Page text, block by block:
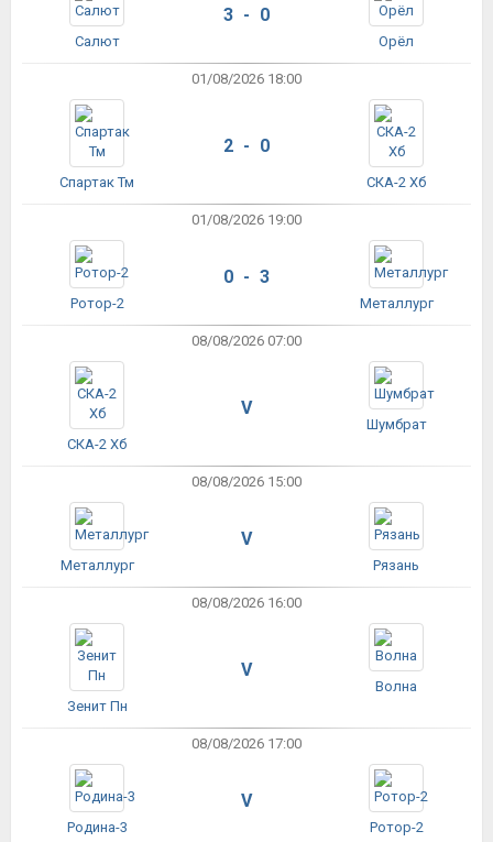
Салют
3 - 0
Орёл
01/08/2026 18:00
Спартак Тм
2 - 0
СКА-2 Хб
01/08/2026 19:00
Ротор-2
0 - 3
Металлург
08/08/2026 07:00
СКА-2 Хб
V
Шумбрат
08/08/2026 15:00
Металлург
V
Рязань
08/08/2026 16:00
Зенит Пн
V
Волна
08/08/2026 17:00
Родина-3
V
Ротор-2